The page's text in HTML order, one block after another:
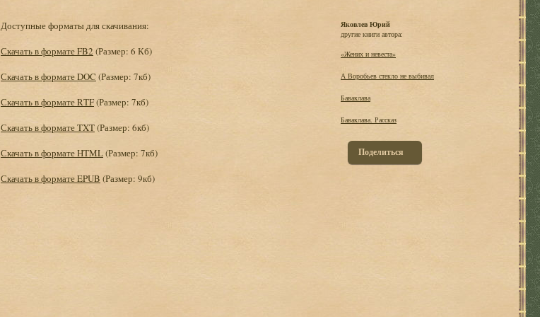
Доступные форматы для скачивания:
Скачать в формате FB2 (Размер: 6 Кб)
Скачать в формате DOC (Размер: 7кб)
Скачать в формате RTF(Размер: 7кб)
Скачать в формате TXT(Размер: 6кб)
Скачать в формате HTML(Размер: 7кб)
Скачать в формате EPUB (Размер: 9кб)
Яковлев Юрий
другие книги автора:
«Жених и невеста»
А Воробьев стекло не выбивал
Баваклава
Баваклава. Рассказ
Поделиться